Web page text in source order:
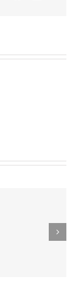
Procesión de la Virgen